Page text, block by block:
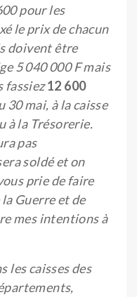
pour les
le prix de chacun
doivent être
5 040 000 F mais
fassiez12 600
30 mai, à la caisse
à la Trésorerie.
pas
soldé et on
prie de faire
Guerre et de
mes intentions à
les caisses des